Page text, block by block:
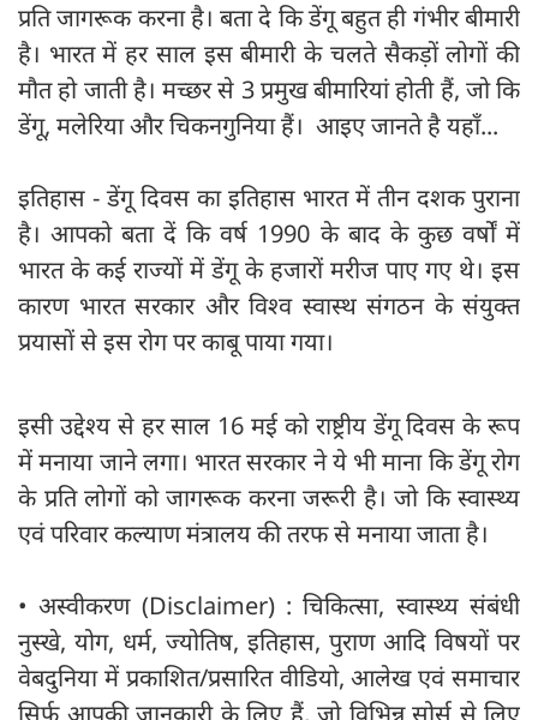
प्रति जागरूक करना है। बता दे कि डेंगू बहुत ही गंभीर बीमारी
है। भारत में हर साल इस बीमारी के चलते सैकड़ों लोगों की
मौत हो जाती है। मच्छर से 3 प्रमुख बीमारियां होती हैं, जो कि
डेंगू, मलेरिया और चिकनगुनिया हैं। आइए जानते है यहाँ...
इतिहास - डेंगू दिवस का इतिहास भारत में तीन दशक पुराना
है। आपको बता दें कि वर्ष 1990 के बाद के कुछ वर्षों में
भारत के कई राज्यों में डेंगू के हजारों मरीज पाए गए थे। इस
कारण भारत सरकार और विश्व स्वास्थ संगठन के संयुक्त
प्रयासों से इस रोग पर काबू पाया गया।
इसी उद्देश्य से हर साल 16 मई को राष्ट्रीय डेंगू दिवस के रूप
में मनाया जाने लगा। भारत सरकार ने ये भी माना कि डेंगू रोग
के प्रति लोगों को जागरूक करना जरूरी है। जो कि स्वास्थ्य
एवं परिवार कल्याण मंत्रालय की तरफ से मनाया जाता है।
• अस्वीकरण (Disclaimer) : चिकित्सा, स्वास्थ्य संबंधी
नुस्खे, योग, धर्म, ज्योतिष, इतिहास, पुराण आदि विषयों पर
वेबदुनिया में प्रकाशित/प्रसारित वीडियो, आलेख एवं समाचार